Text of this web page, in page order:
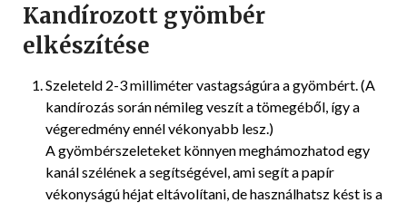
Kandírozott gyömbér
elkészítése
Szeleteld 2-3 milliméter vastagságúra a gyömbért. (A
kandírozás során némileg veszít a tömegéből, így a
végeredmény ennél vékonyabb lesz.)
A gyömbérszeleteket könnyen meghámozhatod egy
kanál szélének a segítségével, ami segít a papír
vékonyságú héjat eltávolítani, de használhatsz kést is a